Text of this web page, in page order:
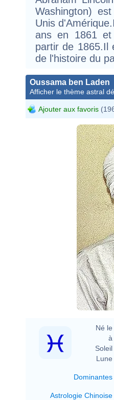
Washington)
Unis
ans en 1861
partir de 1865.Il
de l'histoire du
Oussama ben Laden
Afficher le thème astral
Ajouter aux favoris
Né le
à
Soleil
Lune
Dominantes
Astrologie Chinoise